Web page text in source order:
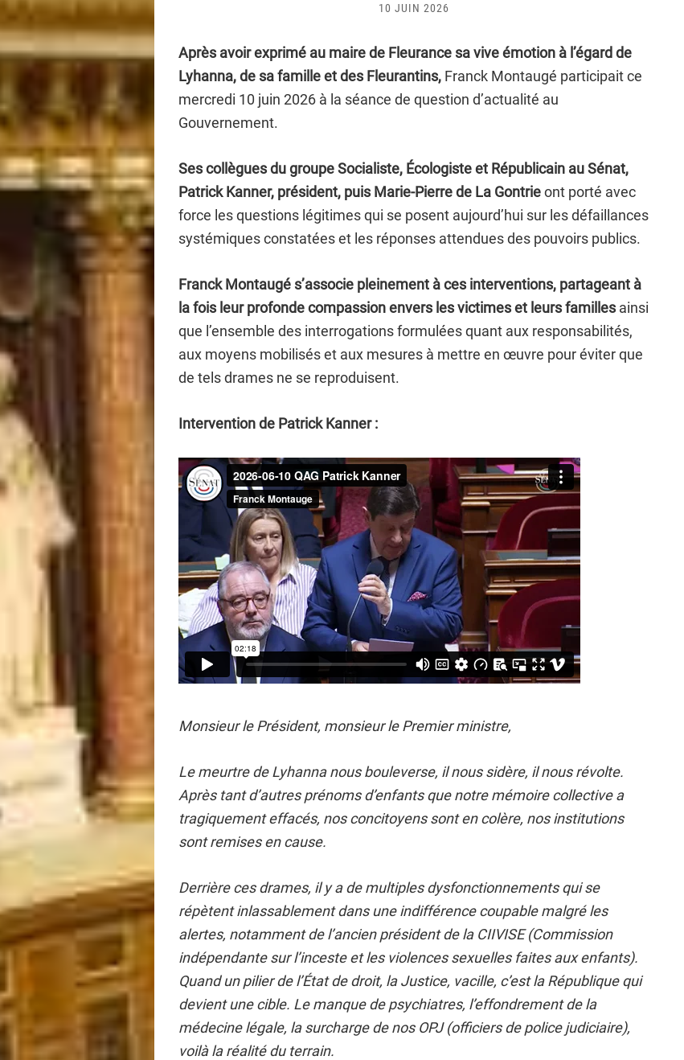
10 JUIN 2026
Après avoir exprimé au maire de Fleurance sa vive émotion à l’égard de
Lyhanna, de sa famille et des Fleurantins, Franck Montaugé participait ce
mercredi 10 juin 2026 à la séance de question d’actualité au
Gouvernement.
Ses collègues du groupe Socialiste, Écologiste et Républicain au Sénat,
Patrick Kanner, président, puis Marie-Pierre de La Gontrieont porté avec
force les questions légitimes qui se posent aujourd’hui sur les défaillances
systémiques constatées et les réponses attendues des pouvoirs publics.
Franck Montaugé s’associe pleinement à ces interventions, partageant à
la fois leur profonde compassion envers les victimes et leurs familles ainsi
que l’ensemble des interrogations formulées quant aux responsabilités,
aux moyens mobilisés et aux mesures à mettre en œuvre pour éviter que
de tels drames ne se reproduisent.
Intervention de Patrick Kanner :
Monsieur le Président, monsieur le Premier ministre,
Le meurtre de Lyhanna nous bouleverse, il nous sidère, il nous révolte.
Après tant d’autres prénoms d’enfants que notre mémoire collective a
tragiquement effacés, nos concitoyens sont en colère, nos institutions
sont remises en cause.
Derrière ces drames, il y a de multiples dysfonctionnements qui se
répètent inlassablement dans une indifférence coupable malgré les
alertes, notamment de l’ancien président de la CIIVISE (Commission
indépendante sur l’inceste et les violences sexuelles faites aux enfants).
Quand un pilier de l’État de droit, la Justice, vacille, c’est la République qui
devient une cible. Le manque de psychiatres, l’effondrement de la
médecine légale, la surcharge de nos OPJ (officiers de police judiciaire),
voilà la réalité du terrain.